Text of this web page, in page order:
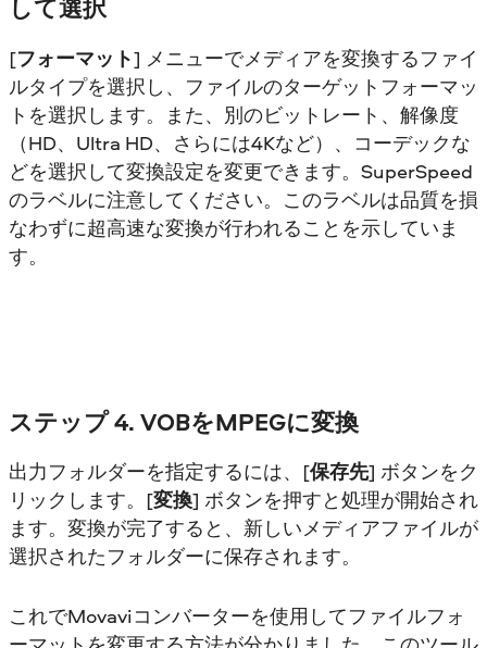
して選択
[フォーマット] メニューでメディアを変換するファイ
ルタイプを選択し、ファイルのターゲットフォーマッ
トを選択します。また、別のビットレート、解像度
（HD、Ultra HD、さらには4Kなど）、コーデックな
どを選択して変換設定を変更できます。SuperSpeed
のラベルに注意してください。このラベルは品質を損
なわずに超高速な変換が行われることを示していま
す。
ステップ 4. VOBをMPEGに変換
出力フォルダーを指定するには、[保存先] ボタンをク
リックします。[変換] ボタンを押すと処理が開始され
ます。変換が完了すると、新しいメディアファイルが
選択されたフォルダーに保存されます。
これでMovaviコンバーターを使用してファイルフォ